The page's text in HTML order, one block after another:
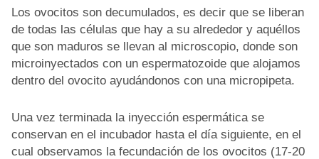
Los ovocitos son decumulados, es decir que se liberan
de todas las células que hay a su alrededor y aquéllos
que son maduros se llevan al microscopio, donde son
microinyectados con un espermatozoide que alojamos
dentro del ovocito ayudándonos con una micropipeta.
Una vez terminada la inyección espermática se
conservan en el incubador hasta el día siguiente, en el
cual observamos la fecundación de los ovocitos (17-20